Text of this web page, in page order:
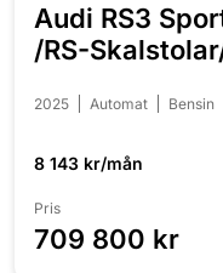
Audi RS3
/RS-
2025 Automat Bensin
8 143 kr/mån
Pris
709 800 kr